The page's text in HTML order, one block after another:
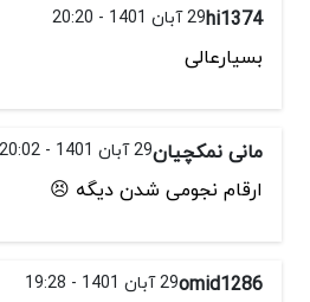
hi137429 آبان 1401 - 20:20
بسیارعالی
مانی نمکچیان29 آبان 1401 - 20:02
ارقام نجومی شدن دیگه 😣
omid128629 آبان 1401 - 19:28